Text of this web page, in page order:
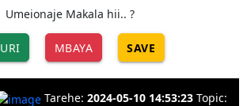
Umeionaje Makala hii.. ?
MBAYA SAVE
Tarehe: 2024-05-10 14:53:23 Topic: